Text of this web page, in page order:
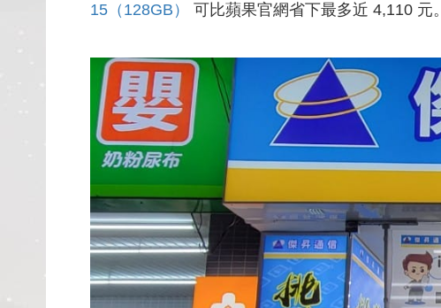
15（128GB）
可比蘋果官網省下最多近 4,110 元。